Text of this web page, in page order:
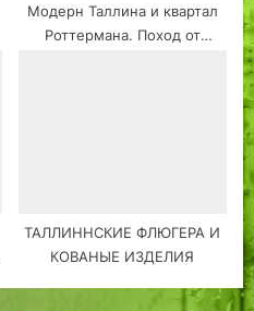
Модерн Таллина и квартал
Роттермана. Поход от
ТАЛЛИННСКИЕ ФЛЮГЕРА И
КОВАНЫЕ ИЗДЕЛИЯ